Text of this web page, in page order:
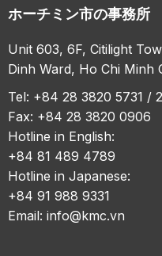
ホーチミン市の事務所
Unit 603, 6F, Citilight
Dinh Ward, Ho Chi Minh
Tel: +84 28 3820 5731 / 2
Fax: +84 28 3820 0906
Hotline in English:
+84 81 489 4789
Hotline in Japanese:
+84 91 988 9331
Email:info@kmc.vn